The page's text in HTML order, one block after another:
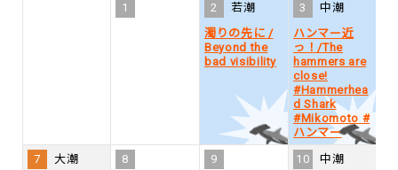
1
2
若潮
濁りの先に /
Beyond the
bad visibility
3
中潮
ハンマー近
っ！/The
hammers are
close!
#Hammerhea
d Shark
#Mikomoto #
ハンマー
7
大潮
8 9 10
中潮